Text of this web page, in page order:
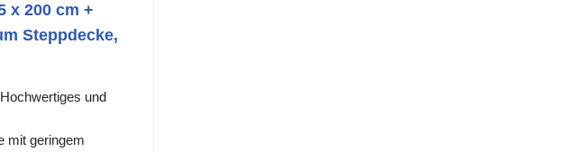
x 200 cm +
Steppdecke,
und
mit geringem